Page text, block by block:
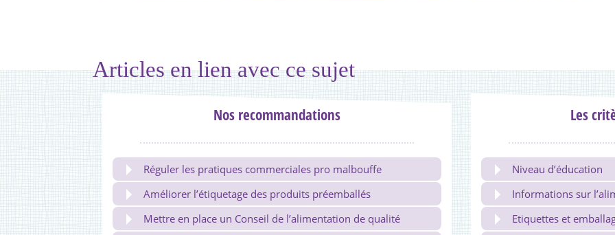
Articles en lien avec ce sujet
Nos recommandations
Réguler les pratiques commerciales pro malbouffe
Améliorer l’étiquetage des produits préemballés
Mettre en place un Conseil de l’alimentation de qualité
Les
Niveau d’éducation
Informations sur
Etiquettes et